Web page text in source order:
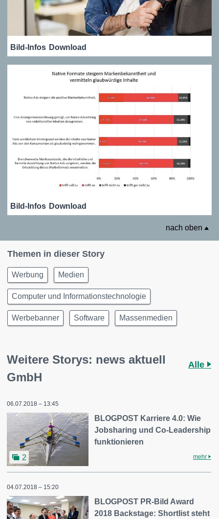
Bild-Infos Download
Bild-Infos Download
nach oben
Themen in dieser Story
Werbung Medien
Computer und Informationstechnologie
Werbebanner Software Massenmedien
Weitere Storys: news aktuell
GmbH
Alle
06.07.2018 – 13:45
2
BLOGPOST Karriere 4.0: Wie
Jobsharing und Co-Leadership
funktionieren
mehr
04.07.2018 – 15:20
BLOGPOST PR-Bild Award
2018 Backstage: Shortlist steht